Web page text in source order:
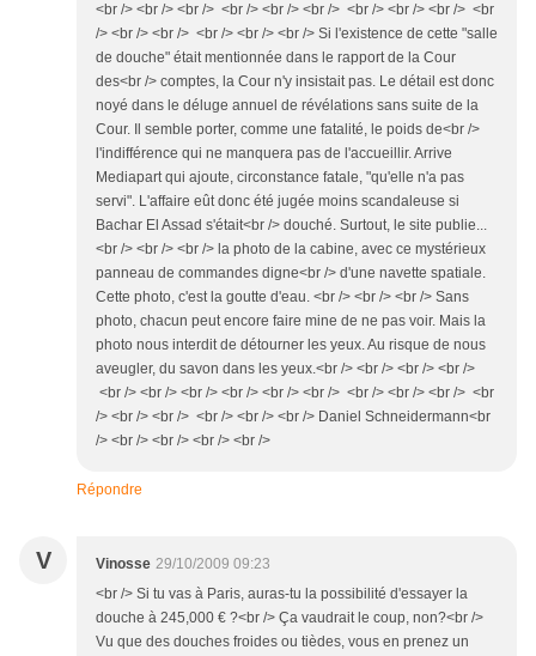
<br /> <br /> <br /> <br /> <br /> <br /> <br /> <br /> <br /> <br
/> <br /> <br /> <br /> <br /> <br /> Si l'existence de cette "salle
de douche" était mentionnée dans le rapport de la Cour
des<br /> comptes, la Cour n'y insistait pas. Le détail est donc
noyé dans le déluge annuel de révélations sans suite de la
Cour. Il semble porter, comme une fatalité, le poids de<br />
l'indifférence qui ne manquera pas de l'accueillir. Arrive
Mediapart qui ajoute, circonstance fatale, "qu'elle n'a pas
servi". L'affaire eût donc été jugée moins scandaleuse si
Bachar El Assad s'était<br /> douché. Surtout, le site publie...
<br /> <br /> <br /> la photo de la cabine, avec ce mystérieux
panneau de commandes digne<br /> d'une navette spatiale.
Cette photo, c'est la goutte d'eau. <br /> <br /> <br /> Sans
photo, chacun peut encore faire mine de ne pas voir. Mais la
photo nous interdit de détourner les yeux. Au risque de nous
aveugler, du savon dans les yeux.<br /> <br /> <br /> <br />
<br /> <br /> <br /> <br /> <br /> <br /> <br /> <br /> <br /> <br
/> <br /> <br /> <br /> <br /> <br /> Daniel Schneidermann<br
/> <br /> <br /> <br /> <br />
Répondre
V Vinosse 29/10/2009 09:23
<br /> Si tu vas à Paris, auras-tu la possibilité d'essayer la
douche à 245,000 € ?<br /> Ça vaudrait le coup, non?<br />
Vu que des douches froides ou tièdes, vous en prenez un